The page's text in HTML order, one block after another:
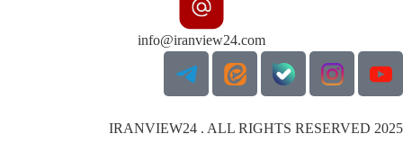
info@iranview24.com
IRANVIEW24 . ALL RIGHTS RESERVED 2025